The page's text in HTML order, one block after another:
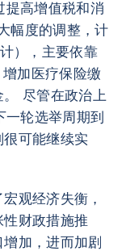
提高增值税和消
幅度的调整，计
），主要依靠
加医疗保险缴
尽管在政治上
轮选举周期到
可能继续实
观经济失衡，
财政措施推
加，进而加剧